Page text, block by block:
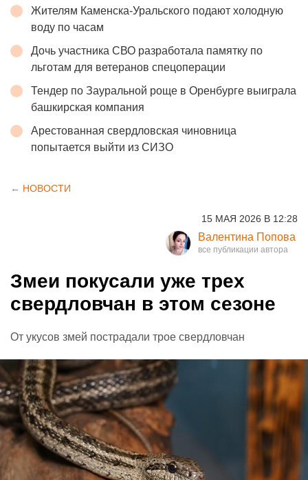
Жителям Каменска-Уральского подают холодную
воду по часам
Дочь участника СВО разработала памятку по
льготам для ветеранов спецоперации
Тендер по Зауральной роще в Оренбурге выиграла
башкирская компания
Арестованная свердловская чиновница
попытается выйти из СИЗО
← НОВОСТИ
15 МАЯ 2026 В 12:28
Валентина Попова
Змеи покусали уже трех
свердловчан в этом сезоне
От укусов змей пострадали трое свердловчан